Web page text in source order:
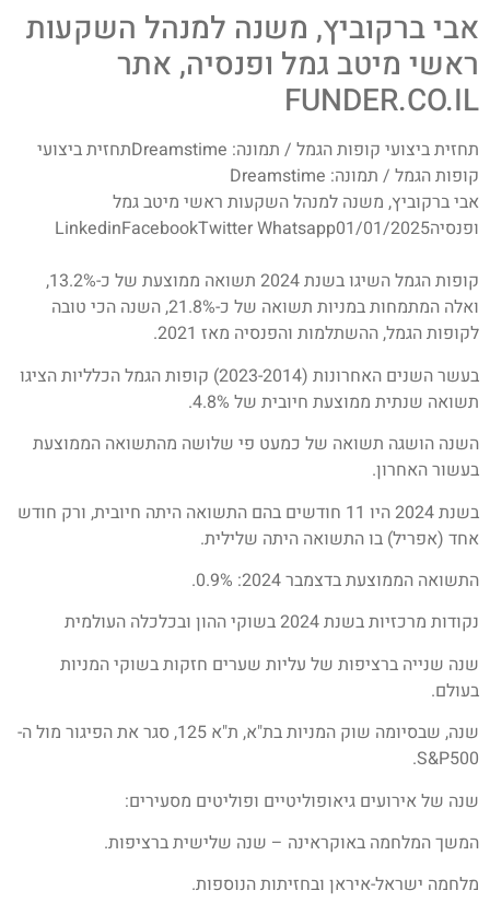
אבי ברקוביץ, משנה למנהל השקעות
ראשי מיטב גמל ופנסיה, אתר
FUNDER.CO.IL
תחזית ביצועי קופות הגמל / תמונה: Dreamstimeתחזית ביצועי
קופות הגמל / תמונה: Dreamstime
אבי ברקוביץ, משנה למנהל השקעות ראשי מיטב גמל
ופנסיהLinkedinFacebookTwitter Whatsapp01/01/2025
קופות הגמל השיגו בשנת 2024 תשואה ממוצעת של כ-13.2%,
ואלה המתמחות במניות תשואה של כ-21.8%, השנה הכי טובה
לקופות הגמל, ההשתלמות והפנסיה מאז 2021.
בעשר השנים האחרונות (2023-2014) קופות הגמל הכלליות הציגו
תשואה שנתית ממוצעת חיובית של 4.8%.
השנה הושגה תשואה של כמעט פי שלושה מהתשואה הממוצעת
בעשור האחרון.
בשנת 2024 היו 11 חודשים בהם התשואה היתה חיובית, ורק חודש
אחד (אפריל) בו התשואה היתה שלילית.
התשואה הממוצעת בדצמבר 2024: 0.9%.
נקודות מרכזיות בשנת 2024 בשוקי ההון ובכלכלה העולמית
שנה שנייה ברציפות של עליות שערים חזקות בשוקי המניות
בעולם.
שנה, שבסיומה שוק המניות בת"א, ת"א 125, סגר את הפיגור מול ה-
S&P500.
שנה של אירועים גיאופוליטיים ופוליטים מסעירים:
המשך המלחמה באוקראינה – שנה שלישית ברציפות.
מלחמה ישראל-איראן ובחזיתות הנוספות.